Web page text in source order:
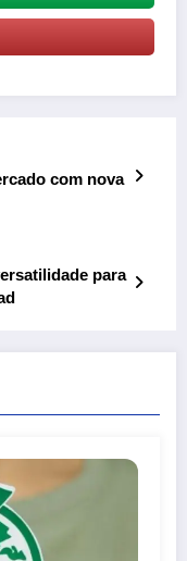
com nova
para